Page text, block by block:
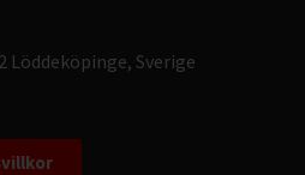
Löddeköpinge, Sverige